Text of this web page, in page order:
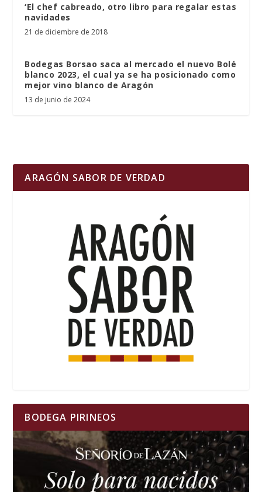
‘El chef cabreado, otro libro para regalar estas
navidades
21 de diciembre de 2018
Bodegas Borsao saca al mercado el nuevo Bolé
blanco 2023, el cual ya se ha posicionado como
mejor vino blanco de Aragón
13 de junio de 2024
ARAGÓN SABOR DE VERDAD
BODEGA PIRINEOS